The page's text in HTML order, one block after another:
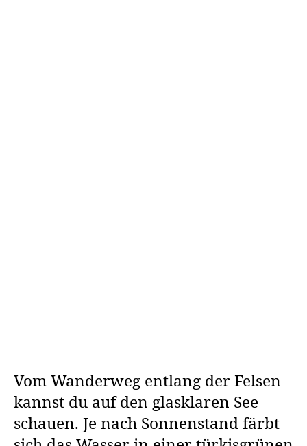
Vom Wanderweg entlang der Felsen
kannst du auf den glasklaren See
schauen. Je nach Sonnenstand färbt